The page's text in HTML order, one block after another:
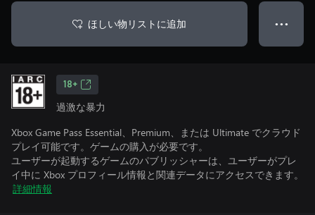
ほしい物リストに追加 ● ● ●
18+
過激な暴力
Xbox Game Pass Essential、Premium、または Ultimate でクラウド
プレイ可能です。ゲームの購入が必要です。
ユーザーが起動するゲームのパブリッシャーは、ユーザーがプレ
イ中に Xbox プロフィール情報と関連データにアクセスできます。
詳細情報